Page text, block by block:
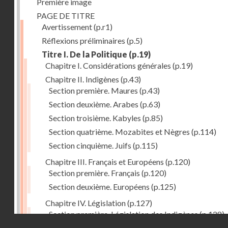
PAGE DE TITRE
Avertissement(p.r1)
Réflexions préliminaires (p.5)
Titre I. De la Politique (p.19)
Chapitre I. Considérations générales (p.19)
Chapitre II. Indigènes (p.43)
Section première. Maures (p.43)
Section deuxième. Arabes (p.63)
Section troisième. Kabyles (p.85)
Section quatrième. Mozabites et Nègres (p.114)
Section cinquième. Juifs (p.115)
Chapitre III. Français et Européens (p.120)
Section première. Français (p.120)
Section deuxième. Européens (p.125)
Chapitre IV. Législation(p.127)
Section première. Législation des Indigènes(p.128)